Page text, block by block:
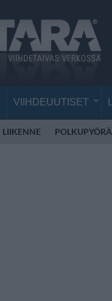
VIIHDEUUTISET
LIIKENNE POLKUPYÖRÄ